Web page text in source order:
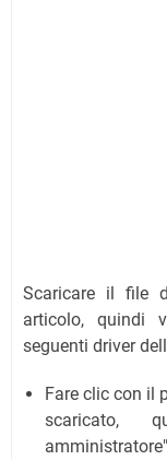
Scaricare il file
articolo, quindi
seguenti driver
Fare clic con il
scaricato,